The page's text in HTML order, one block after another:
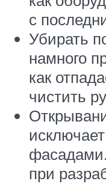
с
Убирать
намного
как
чистить
при